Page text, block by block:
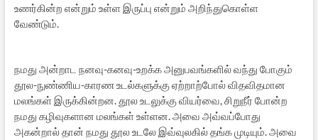
உணர்கின்ற என்றும் உள்ள இருப்பு என்றும் அறிந்துகொள்ள
வேண்டும்.
நமது அன்றாட நனவு-கனவு-உறக்க அனுபவங்களில் வந்து போகும்
தூல-நுண்ணிய-காரண உடல்களுக்கு ஏற்றாற்போல் விதவிதமான
மலங்கள் இருக்கின்றன. தூல உடலுக்கு வியர்வை, சிறுநீர் போன்ற
நமது கழிவுகளான மலங்கள் உள்ளன. அவை அவ்வப்போது
அகன்றால் தான் நமது தூல உடலே இவ்வுலகில் தங்க முடியும். அவை